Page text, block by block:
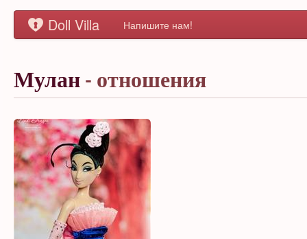
Doll Villa Напишите нам!
Мулан - отношения